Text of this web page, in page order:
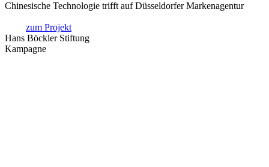
Chinesische Technologie trifft auf Düsseldorfer Markenagentur
zum Projekt
Hans Böckler Stiftung
Kampagne